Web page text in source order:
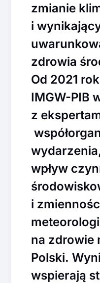
zmianie
i
zdrowia
Od 2021
IMGW-PIB
z
wpływ
i
na zdrowie
Polski.
wspierają